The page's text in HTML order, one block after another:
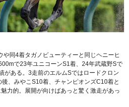
同4着タガノビューティーと同じヘニーヒ
で23年ユニコーンS1着、24年武蔵野Sで
がある。3走前のエルムSではロードクロン
、みやこS10着、チャンピオンズC10着と
力的。展開が向けばあっと驚く激走があっ